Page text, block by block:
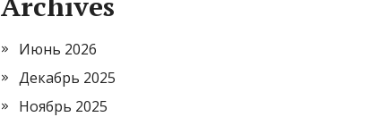
Июнь 2026
Декабрь 2025
Ноябрь 2025